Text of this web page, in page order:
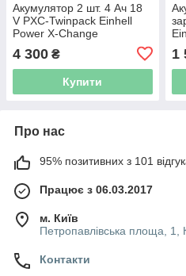
Акумулятор 2 шт. 4 Ач 18
V PXC-Twinpack Einhell
Power X-Change
4 300 ₴
Купити
1
Про нас
95% позитивних з 101
Працює з 06.03.2017
м. Київ
Петропавлівська площа, 1,
Контакти